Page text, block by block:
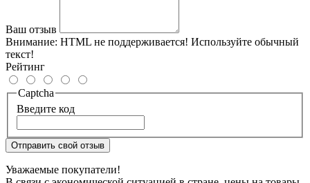
Ваш отзыв
Внимание: HTML не поддерживается! Используйте обычный
текст!
Рейтинг
Captcha
Введите код
Отправить свой отзыв
Уважаемые покупатели!